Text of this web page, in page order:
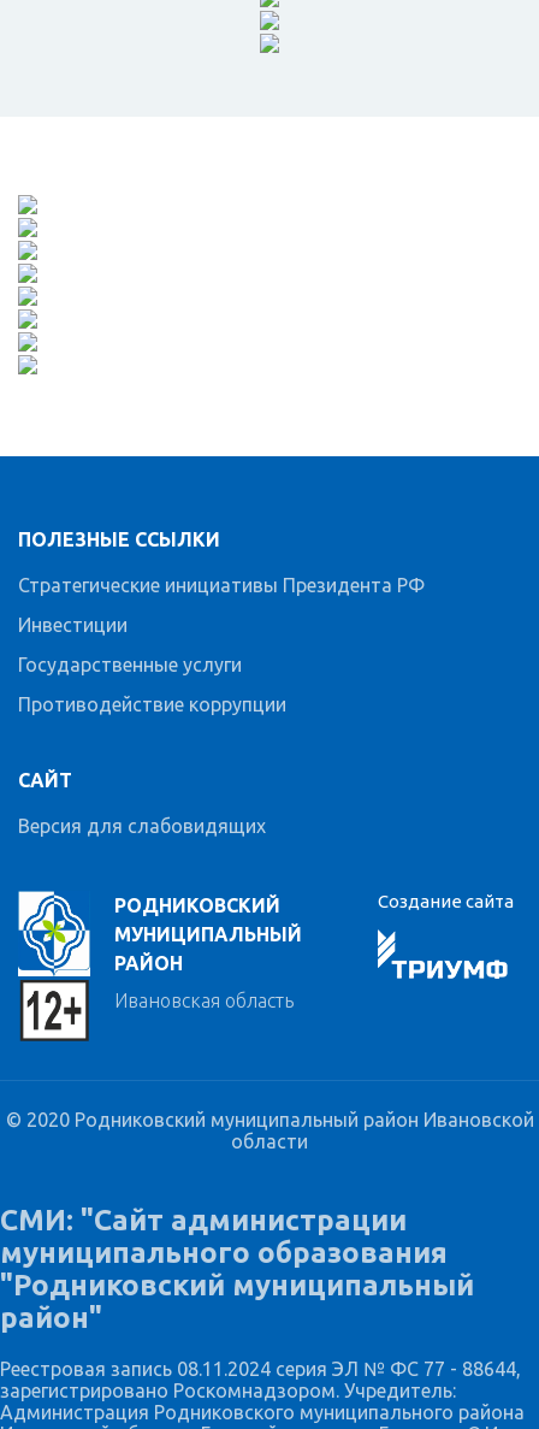
РОДНИКОВСКИЙ
МУНИЦИПАЛЬНЫЙ
РАЙОН
Ивановская область
ПОЛЕЗНЫЕ ССЫЛКИ
Стратегические инициативы Президента РФ
Инвестиции
Государственные услуги
Противодействие коррупции
САЙТ
Версия для слабовидящих
Создание сайта
© 2020 Родниковский муниципальный район Ивановской
области
СМИ: "Сайт администрации
муниципального образования
"Родниковский муниципальный
район"
Реестровая запись 08.11.2024 серия ЭЛ № ФС 77 - 88644,
зарегистрировано Роскомнадзором. Учредитель:
Администрация Родниковского муниципального района